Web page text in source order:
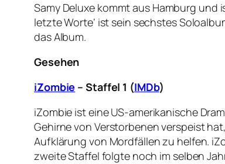
Samy Deluxe kommt aus Hamburg
letzte Worte‘ ist sein sechstes
das Album.
Gesehen
iZombie – Staffel 1 (IMDb)
iZombie ist eine US-amerikanische
Gehirne von Verstorbenen verspeist
Aufklärung von Mordfällen zu helfen.
zweite Staffel folgte noch im selben